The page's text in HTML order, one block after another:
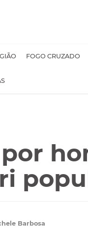
FOGO CRUZADO
Barbosa